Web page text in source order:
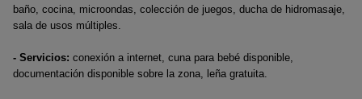
baño, cocina, microondas, colección de juegos, ducha de hidromasaje,
sala de usos múltiples.
- Servicios: conexión a internet, cuna para bebé disponible,
documentación disponible sobre la zona, leña gratuita.